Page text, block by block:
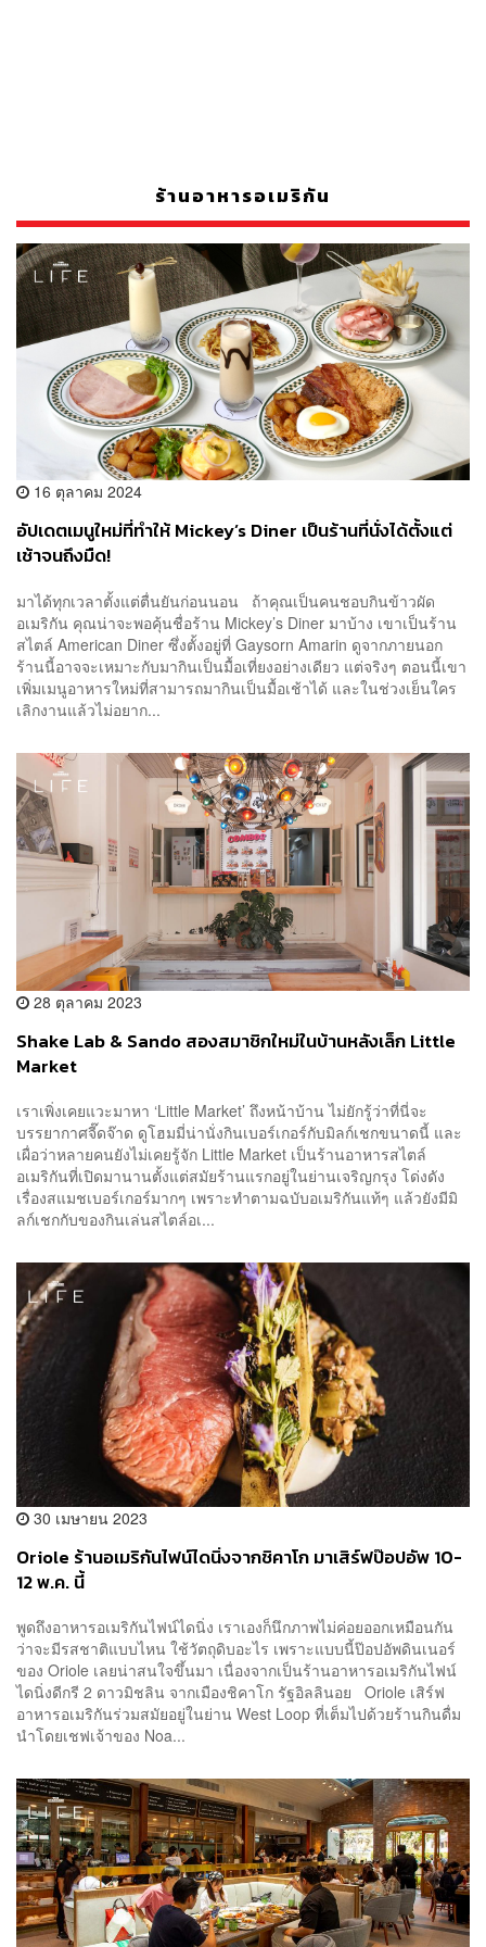
ร้านอาหารอเมริกัน
16 ตุลาคม 2024
อัปเดตเมนูใหม่ที่ทำให้ Mickey’s Diner เป็นร้านที่นั่งได้ตั้งแต่
เช้าจนถึงมืด!
มาได้ทุกเวลาตั้งแต่ตื่นยันก่อนนอน ถ้าคุณเป็นคนชอบกินข้าวผัด
อเมริกัน คุณน่าจะพอคุ้นชื่อร้าน Mickey’s Diner มาบ้าง เขาเป็นร้าน
สไตล์ American Diner ซึ่งตั้งอยู่ที่ Gaysorn Amarin ดูจากภายนอก
ร้านนี้อาจจะเหมาะกับมากินเป็นมื้อเที่ยงอย่างเดียว แต่จริงๆ ตอนนี้เขา
เพิ่มเมนูอาหารใหม่ที่สามารถมากินเป็นมื้อเช้าได้ และในช่วงเย็นใคร
เลิกงานแล้วไม่อยาก...
28 ตุลาคม 2023
Shake Lab & Sando สองสมาชิกใหม่ในบ้านหลังเล็ก Little
Market
เราเพิ่งเคยแวะมาหา ‘Little Market’ ถึงหน้าบ้าน ไม่ยักรู้ว่าที่นี่จะ
บรรยากาศจี๊ดจ๊าด ดูโฮมมี่น่านั่งกินเบอร์เกอร์กับมิลก์เชกขนาดนี้ และ
เผื่อว่าหลายคนยังไม่เคยรู้จัก Little Market เป็นร้านอาหารสไตล์
อเมริกันที่เปิดมานานตั้งแต่สมัยร้านแรกอยู่ในย่านเจริญกรุง โด่งดัง
เรื่องสแมชเบอร์เกอร์มากๆ เพราะทำตามฉบับอเมริกันแท้ๆ แล้วยังมีมิ
ลก์เชกกับของกินเล่นสไตล์อเ...
30 เมษายน 2023
Oriole ร้านอเมริกันไฟน์ไดนิ่งจากชิคาโก มาเสิร์ฟป๊อปอัพ 10-
12 พ.ค. นี้
พูดถึงอาหารอเมริกันไฟน์ไดนิ่ง เราเองก็นึกภาพไม่ค่อยออกเหมือนกัน
ว่าจะมีรสชาติแบบไหน ใช้วัตถุดิบอะไร เพราะแบบนี้ป๊อปอัพดินเนอร์
ของ Oriole เลยน่าสนใจขึ้นมา เนื่องจากเป็นร้านอาหารอเมริกันไฟน์
ไดนิ่งดีกรี 2 ดาวมิชลิน จากเมืองชิคาโก รัฐอิลลินอย Oriole เสิร์ฟ
อาหารอเมริกันร่วมสมัยอยู่ในย่าน West Loop ที่เต็มไปด้วยร้านกินดื่ม
นำโดยเชฟเจ้าของ Noa...